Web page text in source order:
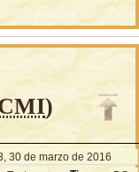
)
30 de marzo de 2016